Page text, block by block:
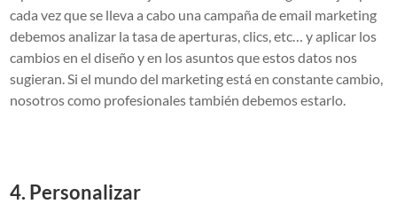
cada vez que se lleva a cabo una campaña de email marketing
debemos analizar la tasa de aperturas, clics, etc… y aplicar los
cambios en el diseño y en los asuntos que estos datos nos
sugieran. Si el mundo del marketing está en constante cambio,
nosotros como profesionales también debemos estarlo.
4. Personalizar